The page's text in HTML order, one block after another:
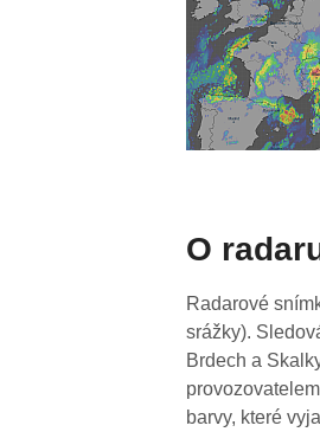
O
Radarové
srážky).
Brdech a
barvy, které